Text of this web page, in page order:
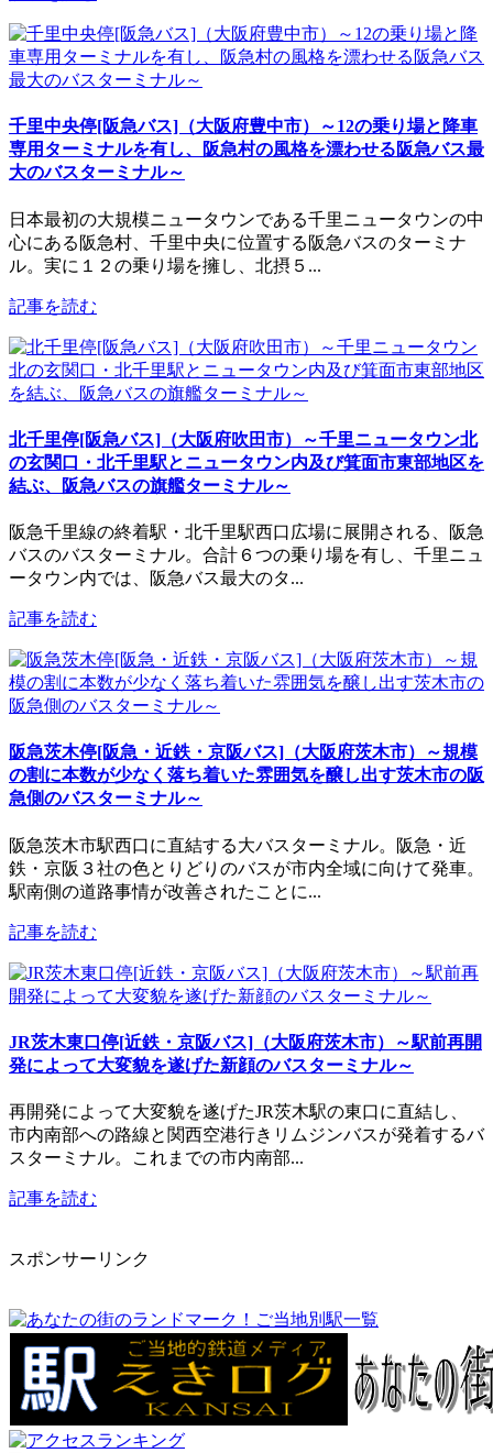
千里中央停[阪急バス]（大阪府豊中市）～12の乗り場と降車
専用ターミナルを有し、阪急村の風格を漂わせる阪急バス最
大のバスターミナル～
日本最初の大規模ニュータウンである千里ニュータウンの中
心にある阪急村、千里中央に位置する阪急バスのターミナ
ル。実に１２の乗り場を擁し、北摂５...
記事を読む
北千里停[阪急バス]（大阪府吹田市）～千里ニュータウン北
の玄関口・北千里駅とニュータウン内及び箕面市東部地区を
結ぶ、阪急バスの旗艦ターミナル～
阪急千里線の終着駅・北千里駅西口広場に展開される、阪急
バスのバスターミナル。合計６つの乗り場を有し、千里ニュ
ータウン内では、阪急バス最大のタ...
記事を読む
阪急茨木停[阪急・近鉄・京阪バス]（大阪府茨木市）～規模
の割に本数が少なく落ち着いた雰囲気を醸し出す茨木市の阪
急側のバスターミナル～
阪急茨木市駅西口に直結する大バスターミナル。阪急・近
鉄・京阪３社の色とりどりのバスが市内全域に向けて発車。
駅南側の道路事情が改善されたことに...
記事を読む
JR茨木東口停[近鉄・京阪バス]（大阪府茨木市）～駅前再開
発によって大変貌を遂げた新顔のバスターミナル～
再開発によって大変貌を遂げたJR茨木駅の東口に直結し、
市内南部への路線と関西空港行きリムジンバスが発着するバ
スターミナル。これまでの市内南部...
記事を読む
スポンサーリンク